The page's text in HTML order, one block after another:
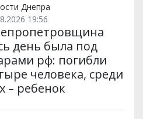
Днепра
19:56
день была под
рф: погибли
человека, среди
– ребенок